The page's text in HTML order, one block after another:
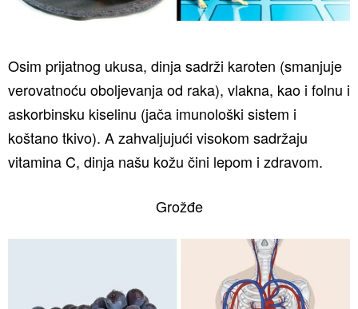
Osim prijatnog ukusa, dinja sadrži karoten (smanjuje
verovatnoću oboljevanja od raka), vlakna, kao i folnu i
askorbinsku kiselinu (jača imunološki sistem i
koštano tkivo). A zahvaljujući visokom sadržaju
vitamina C, dinja našu kožu čini lepom i zdravom.
Grožđe